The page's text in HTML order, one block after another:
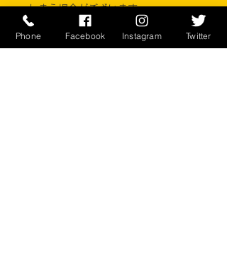
しまう場合がございます。
お客様のご覧になっている環境により
商品の色が違う場合がございます。
Phone Facebook Instagram Twitter